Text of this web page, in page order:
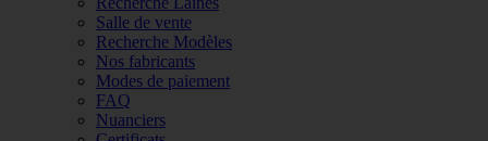
Salle de vente
Recherche Modèles
Nos fabricants
Modes de paiement
FAQ
Nuanciers